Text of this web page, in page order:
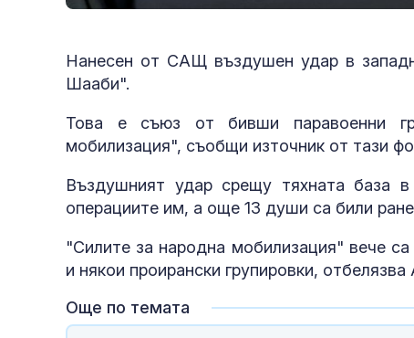
Нанесен от САЩ въздушен удар в
Шааби".
Това е съюз от бивши паравоенни
мобилизация", съобщи източник от тази
Въздушният удар срещу тяхната база
операциите им, а още 13 души са били
"Силите за народна мобилизация" вече
и някои проирански групировки,
Още по темата